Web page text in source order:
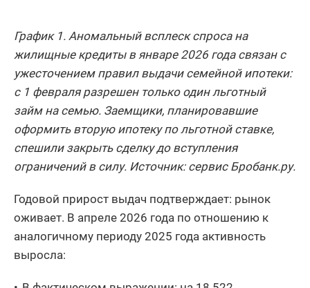
График 1. Аномальный всплеск спроса на
жилищные кредиты в январе 2026 года связан с
ужесточением правил выдачи семейной ипотеки:
с 1 февраля разрешен только один льготный
займ на семью. Заемщики, планировавшие
оформить вторую ипотеку по льготной ставке,
спешили закрыть сделку до вступления
ограничений в силу. Источник: сервис Бробанк.ру.
Годовой прирост выдач подтверждает: рынок
оживает. В апреле 2026 года по отношению к
аналогичному периоду 2025 года активность
выросла: